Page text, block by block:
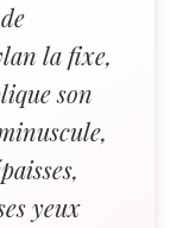
la fixe,
son
yeux